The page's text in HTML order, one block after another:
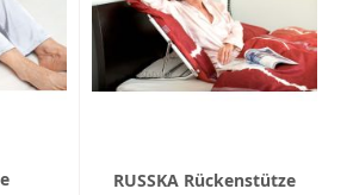
RUSSKA Rückenstütze